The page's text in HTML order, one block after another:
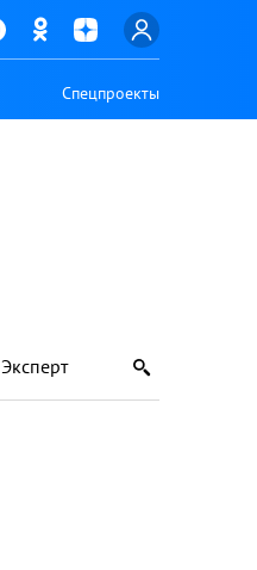
Спецпроекты
Эксперт